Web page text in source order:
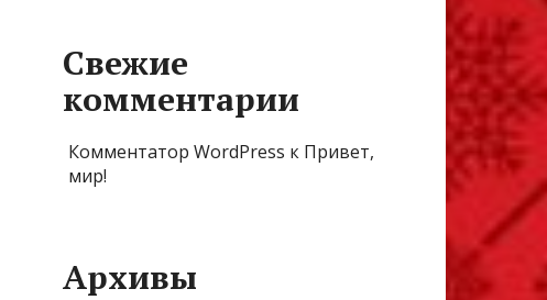
Свежие
комментарии
Комментатор WordPress к Привет,
мир!
Архивы